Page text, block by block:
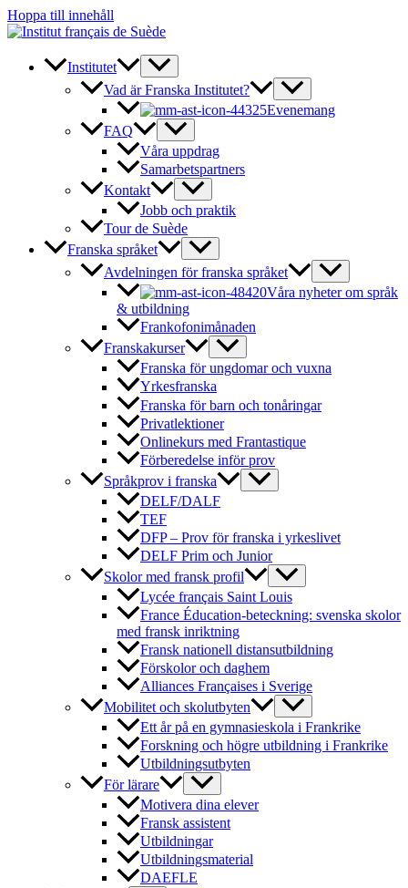
Hoppa till innehåll
Institutet
Vad är Franska Institutet?
Evenemang
FAQ
Våra uppdrag
Samarbetspartners
Kontakt
Jobb och praktik
Tour de Suède
Franska språket
Avdelningen för franska språket
Våra nyheter om språk
& utbildning
Frankofonimånaden
Franskakurser
Franska för ungdomar och vuxna
Yrkesfranska
Franska för barn och tonåringar
Privatlektioner
Onlinekurs med Frantastique
Förberedelse inför prov
Språkprov i franska
DELF/DALF
TEF
DFP – Prov för franska i yrkeslivet
DELF Prim och Junior
Skolor med fransk profil
Lycée français Saint Louis
France Éducation-beteckning: svenska skolor
med fransk inriktning
Fransk nationell distansutbildning
Förskolor och daghem
Alliances Françaises i Sverige
Mobilitet och skolutbyten
Ett år på en gymnasieskola i Frankrike
Forskning och högre utbildning i Frankrike
Utbildningsutbyten
För lärare
Motivera dina elever
Fransk assistent
Utbildningar
Utbildningsmaterial
DAEFLE